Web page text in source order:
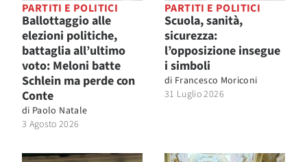
PARTITI E POLITICI
Ballottaggio alle
elezioni politiche,
battaglia all’ultimo
voto: Meloni batte
Schlein ma perde con
Conte
di Paolo Natale
3 Agosto 2026
PARTITI E POLITICI
Scuola, sanità,
sicurezza:
l’opposizione insegue
i simboli
di Francesco Moriconi
31 Luglio 2026